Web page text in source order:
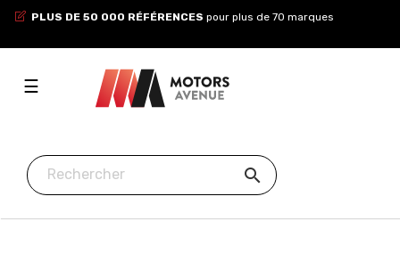
PLUS DE 50 000 RÉFÉRENCES pour plus de 70 marques
Toggle
navigation
☰
